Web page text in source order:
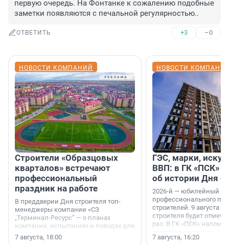
первую очередь. На Фонтанке к сожалению подобные
заметки появляются с печальной регулярностью..
ОТВЕТИТЬ +3 –0
НОВОСТИ КОМПАНИЙ
Строители «Образцовых
кварталов» встречают
профессиональный
праздник на работе
В преддверии Дня строителя топ-
менеджеры компании «СЗ
„Терминал-Ресурс“ — о планах
компании, испытаниях и поводах для
осторожного оптимизма.
7 августа, 18:00
НОВОСТИ
ГЭС, марки,
ВВП: в ГК «ПСК»
об истории Дня
2026-й — юбилейный
профессионального
строителей. 9 августа
строителя будет
раз. В ГК «ПСК»
поменялась роль
7 августа, 16:20